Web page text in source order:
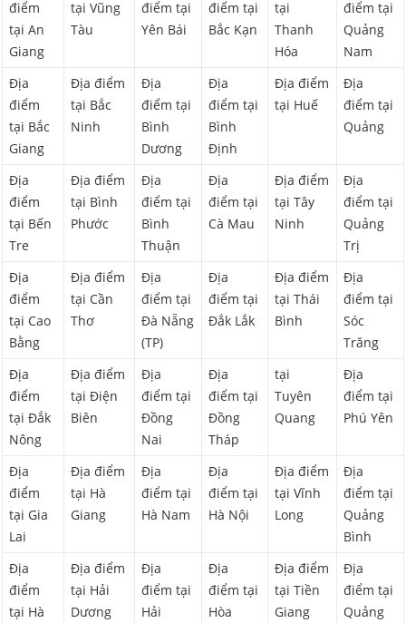
điểm
tại An
Giang
tại Vũng
Tàu
điểm tại
Yên Bái
điểm tại
Bắc Kạn
tại
Thanh
Hóa
điểm tại
Quảng
Nam
Địa
điểm
tại Bắc
Giang
Địa điểm
tại Bắc
Ninh
Địa
điểm tại
Bình
Dương
Địa
điểm tại
Bình
Định
Địa điểm
tại Huế
Địa
điểm tại
Quảng
Địa
điểm
tại Bến
Tre
Địa điểm
tại Bình
Phước
Địa
điểm tại
Bình
Thuận
Địa
điểm tại
Cà Mau
Địa điểm
tại Tây
Ninh
Địa
điểm tại
Quảng
Trị
Địa
điểm
tại Cao
Bằng
Địa điểm
tại Cần
Thơ
Địa
điểm tại
Đà Nẵng
(TP)
Địa
điểm tại
Đắk Lắk
Địa điểm
tại Thái
Bình
Địa
điểm tại
Sóc
Trăng
Địa
điểm
tại Đắk
Nông
Địa điểm
tại Điện
Biên
Địa
điểm tại
Đồng
Nai
Địa
điểm tại
Đồng
Tháp
tại
Tuyên
Quang
Địa
điểm tại
Phú Yên
Địa
điểm
tại Gia
Lai
Địa điểm
tại Hà
Giang
Địa
điểm tại
Hà Nam
Địa
điểm tại
Hà Nội
Địa điểm
tại Vĩnh
Long
Địa
điểm tại
Quảng
Bình
Địa
điểm
tại Hà
Địa điểm
tại Hải
Dương
Địa
điểm tại
Hải
Địa
điểm tại
Hòa
Địa điểm
tại Tiền
Giang
Địa
điểm tại
Quảng